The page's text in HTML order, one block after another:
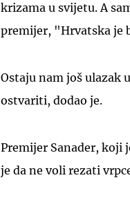
krizama u svijetu. A
premijer, "Hrvatska je
Ostaju nam još ulazak
ostvariti, dodao je.
Premijer Sanader, koji
je da ne voli rezati